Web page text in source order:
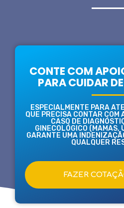
CONTE COM
PARA CUIDAR
ESPECIALMENTE PARA
QUE PRECISA CONTAR COM
CASO DE
GINECOLÓGICO (MAMAS,
GARANTE UMA
QUALQUER
FAZER